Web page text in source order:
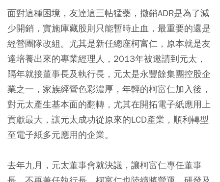
面對這種困境，友達這三帖猛藥，撤銷ADR是為了減
少開銷，實施庫藏股則只能暫時止血，最重要的還是
經營團隊改組。尤其是新任總座柯富仁，原本就是友
達培養出來的專業經理人，2013年被邀請到元太，
隔年就接董事長及執行長，元太是永豐餘集團控股企
業之一，家族經營色彩濃厚，年輕的柯富仁加入後，
對元太產生基本面的翻轉，尤其在開拓電子紙應用上
貢獻最大，讓元太成功從原來的LCD產業，順利轉型
至電子紙多元應用的企業。
去年九月，元太董事會就決議，讓柯富仁專任董事